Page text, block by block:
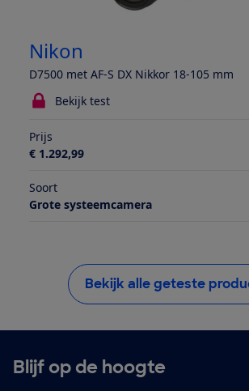
Nikon
D7500 met AF-S DX Nikkor 18-105 mm
Bekijk test
Prijs
€ 1.292,99
Soort
Grote systeemcamera
Bekijk alle geteste
Blijf op de hoogte